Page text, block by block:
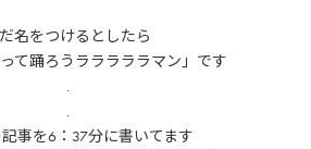
名をつけるとしたら
って踊ろうラララララマン」です
.
.
事を6：37分に書いてます